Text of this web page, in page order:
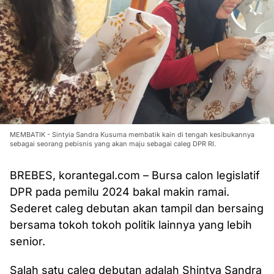
MEMBATIK - Sintyia Sandra Kusuma membatik kain di tengah kesibukannya
sebagai seorang pebisnis yang akan maju sebagai caleg DPR RI.
BREBES, korantegal.com – Bursa calon legislatif
DPR pada pemilu 2024 bakal makin ramai.
Sederet caleg debutan akan tampil dan bersaing
bersama tokoh tokoh politik lainnya yang lebih
senior.
Salah satu caleg debutan adalah Shintya Sandra